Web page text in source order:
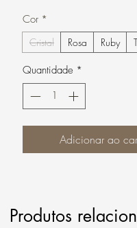
Cor *
Cristal Rosa Ruby
Quantidade *
Adicionar ao
Produtos